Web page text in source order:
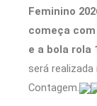
Feminino
começa
e a bola rola
será realizada
Contagem.